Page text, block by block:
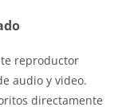
reproductor
audio y video.
directamente